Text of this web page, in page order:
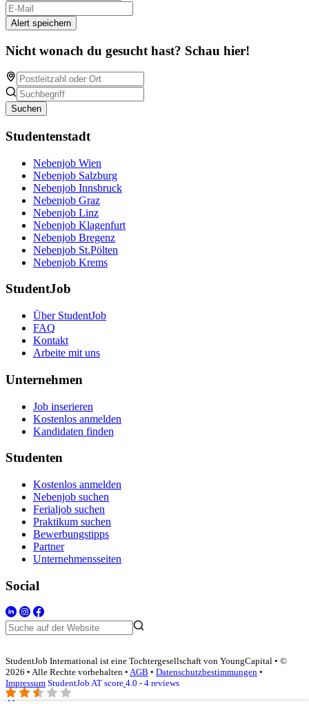
Alert speichern
Nicht wonach du gesucht hast? Schau hier!
Suchen
Studentenstadt
Nebenjob Wien
Nebenjob Salzburg
Nebenjob Innsbruck
Nebenjob Graz
Nebenjob Linz
Nebenjob Klagenfurt
Nebenjob Bregenz
Nebenjob St.Pölten
Nebenjob Krems
StudentJob
Über StudentJob
FAQ
Kontakt
Arbeite mit uns
Unternehmen
Job inserieren
Kostenlos anmelden
Kandidaten finden
Studenten
Kostenlos anmelden
Nebenjob suchen
Ferialjob suchen
Praktikum suchen
Bewerbungstipps
Partner
Unternehmensseiten
Social
StudentJob International ist eine Tochtergesellschaft von YoungCapital • ©
2026 • Alle Rechte vorbehalten • AGB • Datenschutzbestimmungen •
Impressum StudentJob AT score 4.0 - 4 reviews